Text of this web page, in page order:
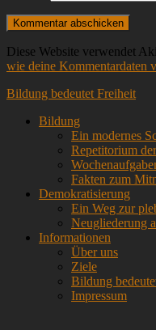
Diese Website verwendet
wie deine Kommentardaten
Bildung bedeutet Freiheit
Bildung
Ein modernes
Repetitorium
Fakten zum
Demokratisierung
Ein Weg zur
Neugliederung
Informationen
Über uns
Ziele
Bildung
Impressum